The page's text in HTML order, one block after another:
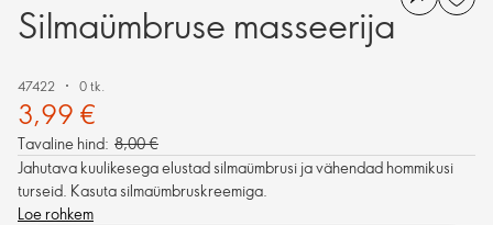
Silmaümbruse masseerija
47422 0 tk.
3,99 €
Tavaline hind: 8,00 €
Jahutava kuulikesega elustad silmaümbrusi ja vähendad hommikusi
turseid. Kasuta silmaümbruskreemiga.
Loe rohkem